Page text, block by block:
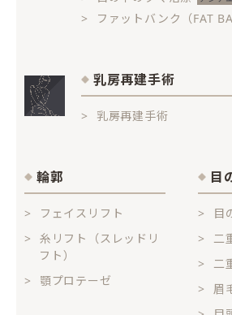
ファットバンク（FAT
乳房再建手術
乳房再建手術
輪郭
フェイスリフト
糸リフト（スレッドリ
フト）
顎プロテーゼ
目
目
二
二
眉